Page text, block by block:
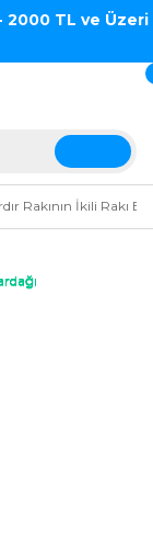
2000 TL ve Üzeri
Rakının İkili Rakı